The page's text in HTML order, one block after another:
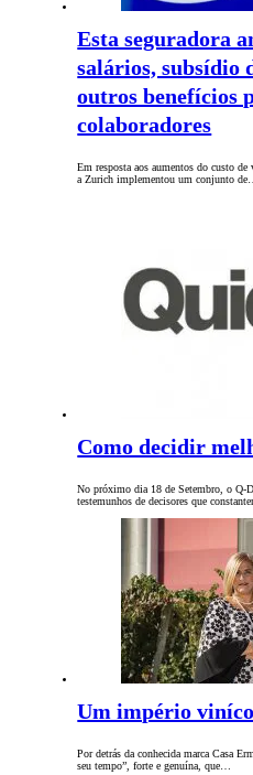
Esta seguradora
salários, subsídio
outros benefícios
colaboradores
Em resposta aos aumentos do custo
a Zurich implementou um conjunto
Como decidir
No próximo dia 18 de Setembro, o Q-
testemunhos de decisores que
Um império
Por detrás da conhecida marca Casa
seu tempo”, forte e genuína, que…